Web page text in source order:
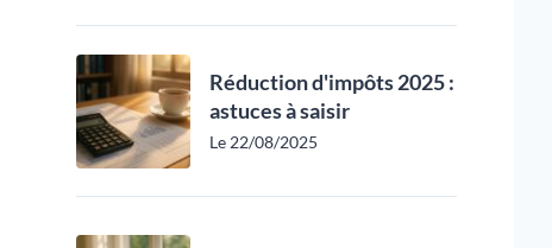
Réduction d'impôts 2025 :
astuces à saisir
Le 22/08/2025